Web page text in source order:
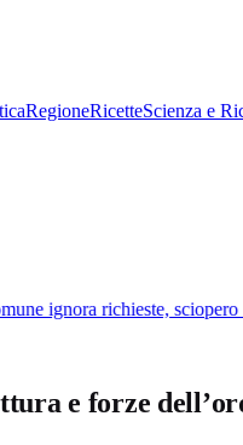
RegioneRicetteScienza e
ignora richieste, sciopero
e forze